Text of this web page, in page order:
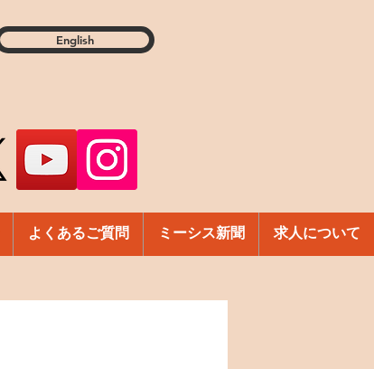
English
よくあるご質問 ミーシス新聞 求人について